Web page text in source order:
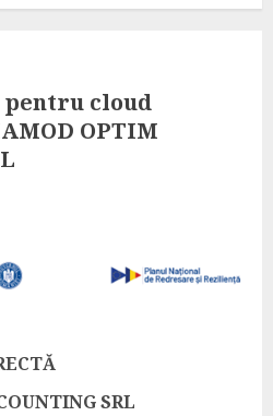
cloud
OPTIM
SRL